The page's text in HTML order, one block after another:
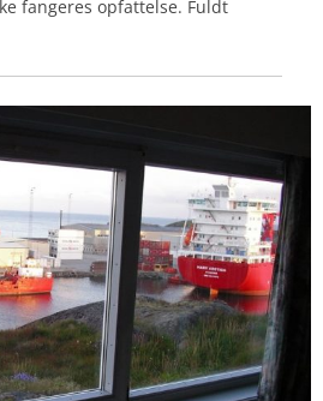
fangeres opfattelse. Fuldt